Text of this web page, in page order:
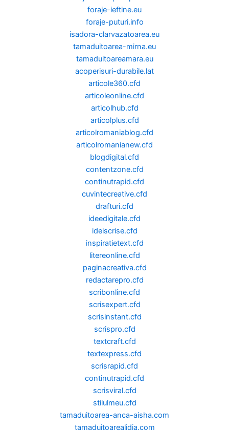
foraje-ieftine.eu
foraje-puturi.info
isadora-clarvazatoarea.eu
tamaduitoarea-mirna.eu
tamaduitoareamara.eu
acoperisuri-durabile.lat
articole360.cfd
articoleonline.cfd
articolhub.cfd
articolplus.cfd
articolromaniablog.cfd
articolromanianew.cfd
blogdigital.cfd
contentzone.cfd
continutrapid.cfd
cuvintecreative.cfd
drafturi.cfd
ideedigitale.cfd
ideiscrise.cfd
inspiratietext.cfd
litereonline.cfd
paginacreativa.cfd
redactarepro.cfd
scribonline.cfd
scrisexpert.cfd
scrisinstant.cfd
scrispro.cfd
textcraft.cfd
textexpress.cfd
scrisrapid.cfd
continutrapid.cfd
scrisviral.cfd
stilulmeu.cfd
tamaduitoarea-anca-aisha.com
tamaduitoarealidia.com